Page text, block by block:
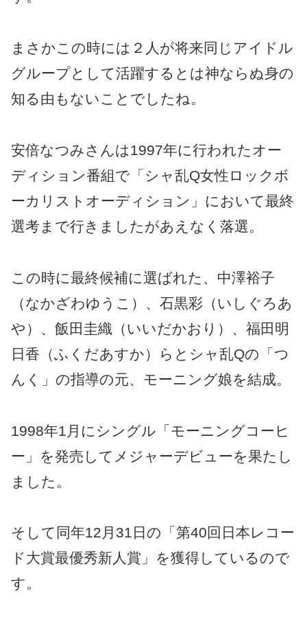
まさかこの時には２人が将来同じアイドル
グループとして活躍するとは神ならぬ身の
知る由もないことでしたね。
安倍なつみさんは1997年に行われたオー
ディション番組で「シャ乱Q女性ロックボ
ーカリストオーディション」において最終
選考まで行きましたがあえなく落選。
この時に最終候補に選ばれた、中澤裕子
（なかざわゆうこ）、石黒彩（いしぐろあ
や）、飯田圭織（いいだかおり）、福田明
日香（ふくだあすか）らとシャ乱Qの「つ
んく」の指導の元、モーニング娘を結成。
1998年1月にシングル「モーニングコーヒ
ー」を発売してメジャーデビューを果たし
ました。
そして同年12月31日の「第40回日本レコー
ド大賞最優秀新人賞」を獲得しているので
す。